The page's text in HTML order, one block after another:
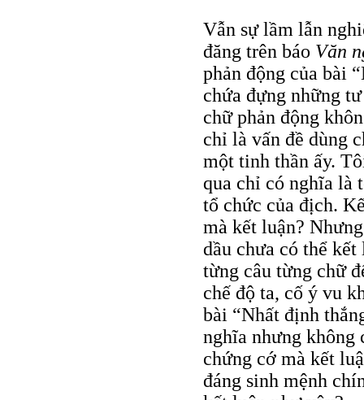
Vẫn sự lầm lẫn
đăng trên báo Văn
phản động của bài
chứa đựng những
chữ phản động
chỉ là vấn đề dùng
một tinh thần ấy.
qua chỉ có nghĩa là
tổ chức của địch.
mà kết luận?
dầu chưa có thể
từng câu từng chữ
chế độ ta, cố ý vu
bài “Nhất định
nghĩa nhưng không
chứng cớ mà kết
đáng sinh mệnh